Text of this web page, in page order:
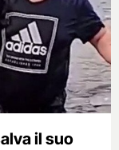
il suo